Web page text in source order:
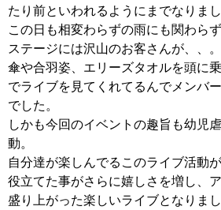
たり前といわれるようにまでなりまし
この日も相変わらずの雨にも関わら
ステージには沢山のお客さんが、、。
傘や合羽姿、エリーズタオルを頭に
でライブを見てくれてるんでメンバ
でした。
しかも今回のイベントの趣旨も幼児
動。
自分達が楽しんでるこのライブ活動
役立てた事がさらに嬉しさを増し、
盛り上がった楽しいライブとなりまし